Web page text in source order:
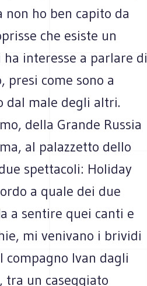
ho ben capito da
che esiste un
interesse a parlare di
presi come sono a
dal male degli altri.
della Grande Russia
al palazzetto dello
spettacoli: Holiday
a quale dei due
a sentire quei canti e
mi venivano i brividi
Ivan dagli
tra un caseggiato